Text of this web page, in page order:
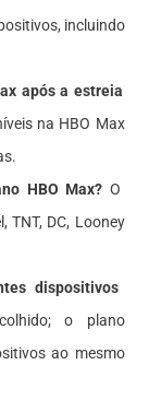
incluindo
após a estreia
na HBO Max
HBO Max? O
TNT, DC, Looney
dispositivos
o plano
ao mesmo